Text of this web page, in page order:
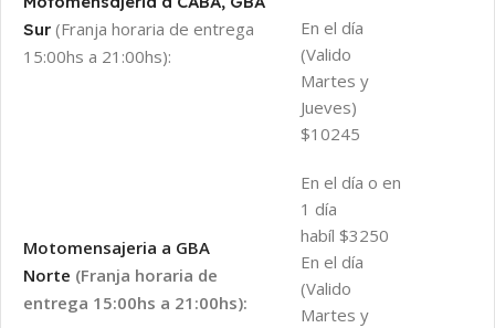
Sur (Franja horaria de entrega
15:00hs a 21:00hs):
En el día
(Valido
Martes y
Jueves)
$10245
Motomensajeria a GBA
Norte (Franja horaria de
entrega 15:00hs a 21:00hs):
En el día o en
1 día
habíl $3250
En el día
(Valido
Martes y